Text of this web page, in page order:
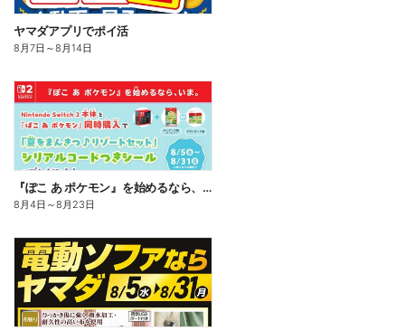
ヤマダアプリでポイ活
8月7日 ～8月14日
『ぽこ あ ポケモン』を始めるなら、いま。
8月4日 ～8月23日